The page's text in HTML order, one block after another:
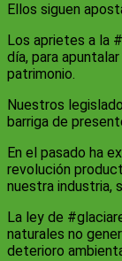
Ellos siguen
Los aprietes a la
día, para
patrimonio.
Nuestros
barriga de
En el pasado ha
revolución
nuestra industria,
La ley de
naturales no
deterioro